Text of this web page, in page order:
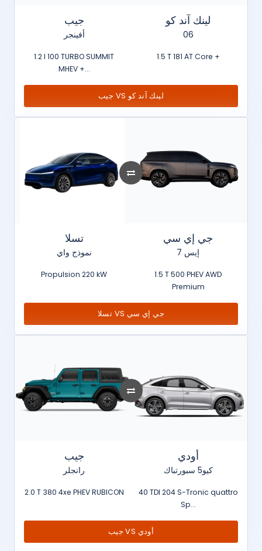
جيب
أفينجر
1.2 l 100 TURBO SUMMIT
MHEV +...
لينك آند كو
06
1.5 T 181 AT Core +
جيب VS لينك آند كو
تسلا
نموذج واي
Propulsion 220 kW
جي إي سي
إيس 7
1.5 T 500 PHEV AWD
Premium
تسلا VS جي إي سي
جيب
رانجلر
2.0 T 380 4xe PHEV RUBICON
أودي
كيو5 سبورتباك
40 TDI 204 S-Tronic quattro
Sp...
جيب VS أودي